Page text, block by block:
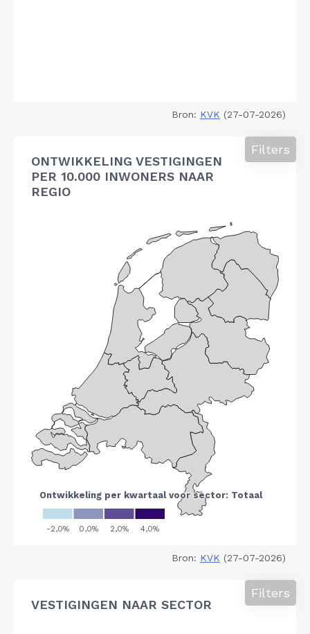
Bron: KVK (27-07-2026)
ONTWIKKELING VESTIGINGEN
PER 10.000 INWONERS NAAR
REGIO
Filters
Bron: KVK (27-07-2026)
VESTIGINGEN NAAR SECTOR
Filters